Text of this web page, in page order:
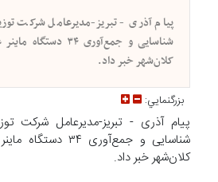
پیام آذری - تبریز-مدیرعامل شرکت
شناسایی و جمع‌آوری
کلان‌شهر خبر داد.
بزرگنمايي:
پیام آذری - تبریز-مدیرعامل شرکت
شناسایی و
کلان‌شهر خبر داد.